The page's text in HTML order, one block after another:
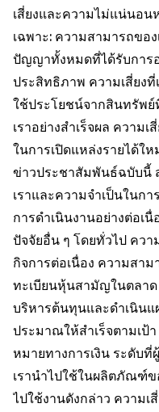
เสี่ยงและความไม่แน่นอน
เฉพาะ: ความสามารถขอ
ปัญญาทั้งหมดที่ได้รับการ
ประสิทธิภาพ ความเสี่ยง
ใช้ประโยชน์จากสินทรัพย์
เราอย่างสำเร็จผล ความ
ในการเปิดแหล่งรายได้ใ
ข่าวประชาสัมพันธ์ฉบับนี้
เราและความจำเป็นในก
การดำเนินงานอย่างต่อเ
ปัจจัยอื่น ๆ โดยทั่วไป ควา
กิจการต่อเนื่อง ความสา
ทะเบียนหุ้นสามัญในตลา
บริหารต้นทุนและดำเนิน
ประมาณให้สำเร็จตามเป้
หมายทางการเงิน ระดับ
เรานำไปใช้ในผลิตภัณฑ์ข
ไปใช้งานดังกล่าว ความเ